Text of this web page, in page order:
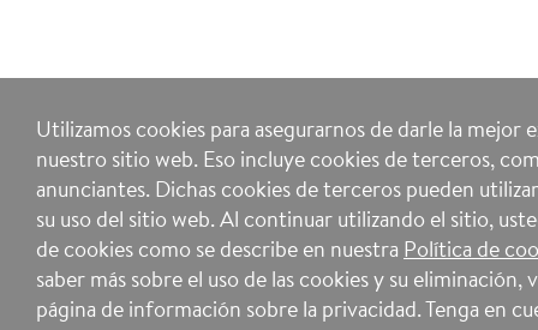
Utilizamos cookies para asegurarnos de darle la mejor
nuestro sitio web. Eso incluye cookies de terceros,
anunciantes. Dichas cookies de terceros pueden
su uso del sitio web. Al continuar utilizando el sitio,
de cookies como se describe en nuestra Política de
saber más sobre el uso de las cookies y su eliminación,
página de información sobre la privacidad. Tenga en